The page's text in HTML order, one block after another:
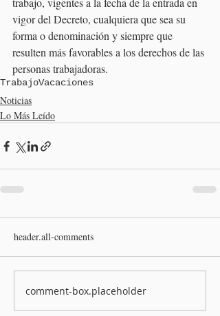
vigor del Decreto, cualquiera que sea su
forma o denominación y siempre que
resulten más favorables a los derechos de las
personas trabajadoras.
TrabajoVacaciones
Noticias
Lo Más Leído
header.all-comments
comment-box.placeholder